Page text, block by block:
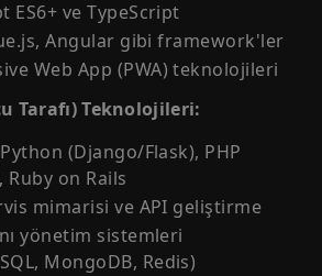
ES6+ ve TypeScript
Angular gibi framework'ler
Web App (PWA) teknolojileri
Tarafı) Teknolojileri:
(Django/Flask), PHP
Ruby on Rails
mimarisi ve API geliştirme
yönetim sistemleri
MongoDB, Redis)